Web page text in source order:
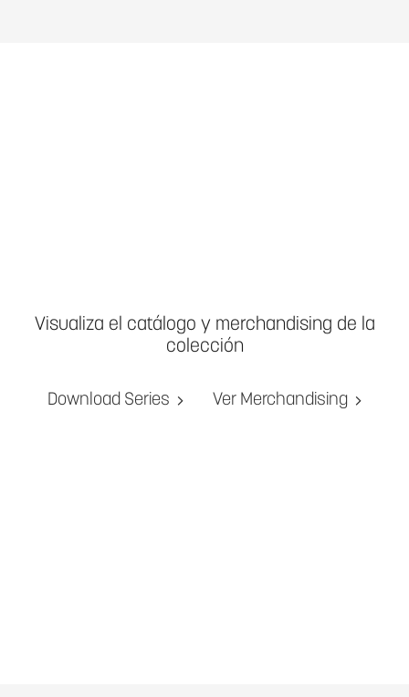
Visualiza el catálogo y merchandising de la
colección
Download Series Ver Merchandising